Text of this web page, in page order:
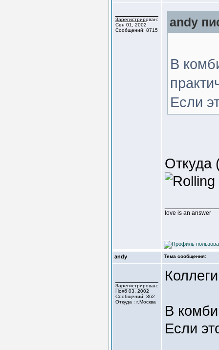
Зарегистрирован:
Сен 01, 2002
Сообщений: 8715
andy
В
Если
love is an answer
andy Тема сообщения:
Зарегистрирован:
Нояб 03, 2002
Сообщений: 362
Откуда : г.Москва
В
Если